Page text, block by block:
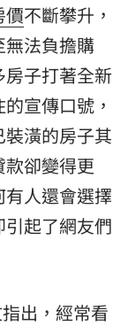
價不斷攀升，
法負擔購
子打著全新
宣傳口號，
潢的房子其
卻變得更
人還會選擇
起了網友們
出，經常看